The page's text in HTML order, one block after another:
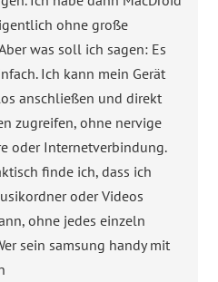
ohne große
was soll ich sagen: Es
Ich kann mein Gerät
anschließen und direkt
zugreifen, ohne nervige
oder Internetverbindung.
finde ich, dass ich
oder Videos
ohne jedes einzeln
sein samsung handy mit